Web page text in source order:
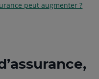
peut augmenter ?